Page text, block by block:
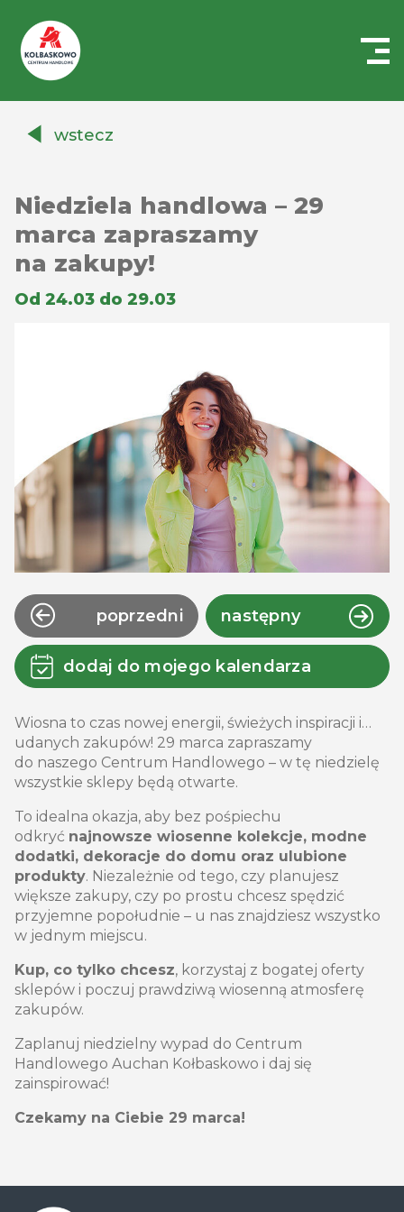
Auchanwstecz
Niedziela handlowa – 29
marca zapraszamy
na zakupy!
Od 24.03 do 29.03
poprzedni następny
dodaj do mojego kalendarza
Wiosna to czas nowej energii, świeżych inspiracji i…
udanych zakupów! 29 marca zapraszamy
do naszego Centrum Handlowego – w tę niedzielę
wszystkie sklepy będą otwarte.
To idealna okazja, aby bez pośpiechu
odkryć najnowsze wiosenne kolekcje, modne
dodatki, dekoracje do domu oraz ulubione
produkty. Niezależnie od tego, czy planujesz
większe zakupy, czy po prostu chcesz spędzić
przyjemne popołudnie – u nas znajdziesz wszystko
w jednym miejscu.
Kup, co tylko chcesz, korzystaj z bogatej oferty
sklepów i poczuj prawdziwą wiosenną atmosferę
zakupów.
Zaplanuj niedzielny wypad do Centrum
Handlowego Auchan Kołbaskowo i daj się
zainspirować!
Czekamy na Ciebie 29 marca!